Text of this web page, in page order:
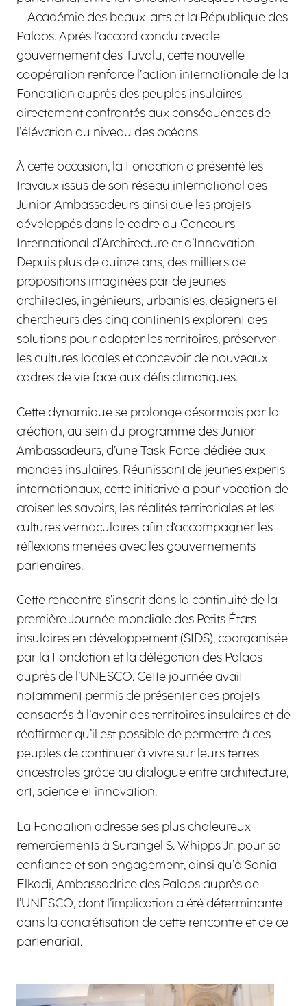
– Académie des beaux-arts et la République des
Palaos. Après l’accord conclu avec le
gouvernement des Tuvalu, cette nouvelle
coopération renforce l’action internationale de la
Fondation auprès des peuples insulaires
directement confrontés aux conséquences de
l’élévation du niveau des océans.
À cette occasion, la Fondation a présenté les
travaux issus de son réseau international des
Junior Ambassadeurs ainsi que les projets
développés dans le cadre du Concours
International d’Architecture et d’Innovation.
Depuis plus de quinze ans, des milliers de
propositions imaginées par de jeunes
architectes, ingénieurs, urbanistes, designers et
chercheurs des cinq continents explorent des
solutions pour adapter les territoires, préserver
les cultures locales et concevoir de nouveaux
cadres de vie face aux défis climatiques.
Cette dynamique se prolonge désormais par la
création, au sein du programme des Junior
Ambassadeurs, d’une Task Force dédiée aux
mondes insulaires. Réunissant de jeunes experts
internationaux, cette initiative a pour vocation de
croiser les savoirs, les réalités territoriales et les
cultures vernaculaires afin d'accompagner les
réflexions menées avec les gouvernements
partenaires.
Cette rencontre s’inscrit dans la continuité de la
première Journée mondiale des Petits États
insulaires en développement (SIDS), coorganisée
par la Fondation et la délégation des Palaos
auprès de l’UNESCO. Cette journée avait
notamment permis de présenter des projets
consacrés à l’avenir des territoires insulaires et de
réaffirmer qu’il est possible de permettre à ces
peuples de continuer à vivre sur leurs terres
ancestrales grâce au dialogue entre architecture,
art, science et innovation.
La Fondation adresse ses plus chaleureux
remerciements à Surangel S. Whipps Jr. pour sa
confiance et son engagement, ainsi qu’à Sania
Elkadi, Ambassadrice des Palaos auprès de
l’UNESCO, dont l’implication a été déterminante
dans la concrétisation de cette rencontre et de ce
partenariat.
Agrandir Agrandir